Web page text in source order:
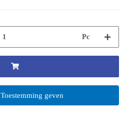
Pc
Toestemming geven